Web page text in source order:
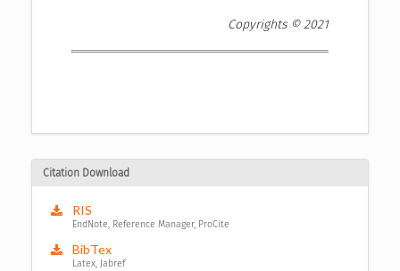
Copyrights © 2021
Citation Download
RIS
EndNote, Reference Manager, ProCite
BibTex
Latex, Jabref